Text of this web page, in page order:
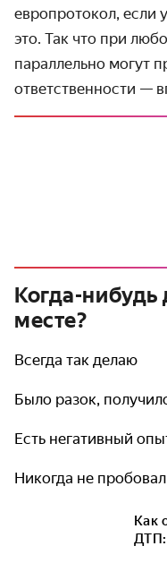
европротокол, если
это. Так что при
параллельно могут
ответственности —
Когда-нибудь
месте?
Всегда так делаю
Было разок,
Есть негативный
Никогда не пробовал
Как
ДТП: